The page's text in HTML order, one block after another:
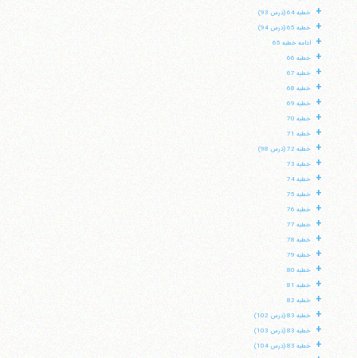
+ خطبه 64 (درس 93)
+ خطبه 65 (درس 94)
+ ادامه خطبه 65
+ خطبه 66
+ خطبه 67
+ خطبه 68
+ خطبه 69
+ خطبه 70
+ خطبه 71
+ خطبه 72 (درس 98)
+ خطبه 73
+ خطبه 74
+ خطبه 75
+ خطبه 76
+ خطبه 77
+ خطبه 78
+ خطبه 79
+ خطبه 80
+ خطبه 81
+ خطبه 82
+ خطبه 83 (درس 102)
+ خطبه 83 (درس 103)
+ خطبه 83 (درس 104)